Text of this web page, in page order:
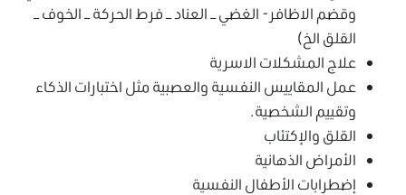
وقضم الاظافر- الغضي – العناد – فرط الحركة – الخوف –
القلق الخ)
علاج المشكلات الاسرية
عمل المقاييس النفسية والعصبية مثل اختبارات الذكاء
وتقييم الشخصية.
القلق والإكتئاب
الأمراض الذهانية
إضطرابات الأطفال النفسية